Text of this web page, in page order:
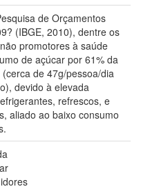
de Orçamentos
(IBGE, 2010), dentre os
promotores à saúde
de açúcar por 61% da
de 47g/pessoa/dia
devido à elevada
refrescos, e
aliado ao baixo consumo